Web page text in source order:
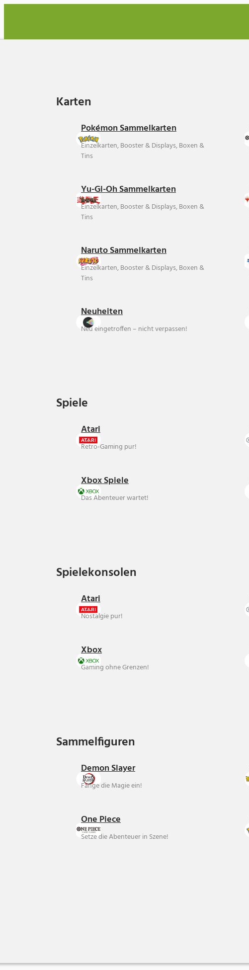
Karten
Pokémon Sammelkarten
Einzelkarten, Booster & Displays, Boxen &
Tins
Yu-Gi-Oh Sammelkarten
Einzelkarten, Booster & Displays, Boxen &
Tins
Naruto Sammelkarten
Einzelkarten, Booster & Displays, Boxen &
Tins
Neuheiten
Neu eingetroffen – nicht verpassen!
Spiele
Atari
Retro-Gaming pur!
Xbox Spiele
Das Abenteuer wartet!
Spielekonsolen
Atari
Nostalgie pur!
Xbox
Gaming ohne Grenzen!
Sammelfiguren
Demon Slayer
Fange die Magie ein!
One Piece
Setze die Abenteuer in Szene!